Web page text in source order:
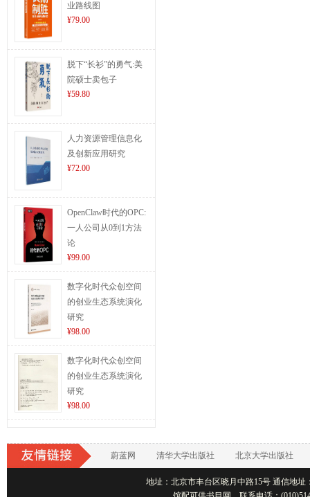
业路线图
¥79.00
脱下“长衫”的勇气:美
院硕士卖包子
¥59.80
人力资源管理信息化
及创新应用研究
¥72.00
OpenClaw时代的OPC:
一人公司从0到1方法
论
¥99.00
数字化时代众创空间
的创业生态系统演化
研究
¥98.00
数字化时代众创空间
的创业生态系统演化
研究
¥98.00
蔚蓝网 清华大学出版社 北京大学出版社
地址：北京市丰台区晓月中路15号 通信地址